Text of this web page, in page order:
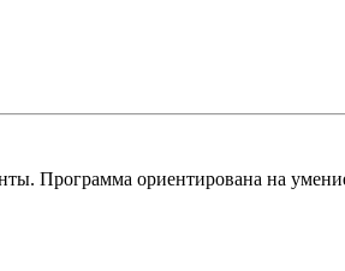
Программа ориентирована на